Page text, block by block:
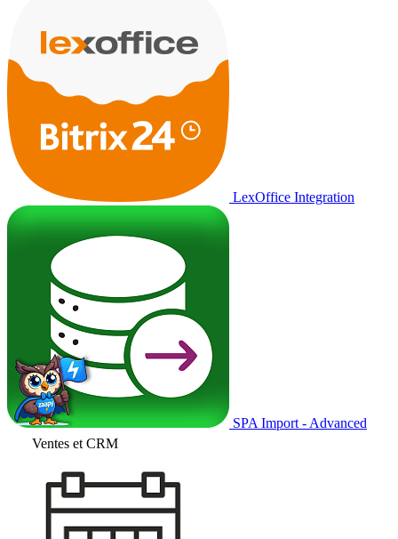
LexOffice Integration
SPA Import - Advanced
Ventes et CRM